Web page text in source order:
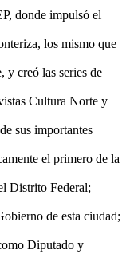
donde impulsó el
los mismo que
y creó las series de
Cultura Norte y
sus importantes
el primero de la
Distrito Federal;
de esta ciudad;
Diputado y